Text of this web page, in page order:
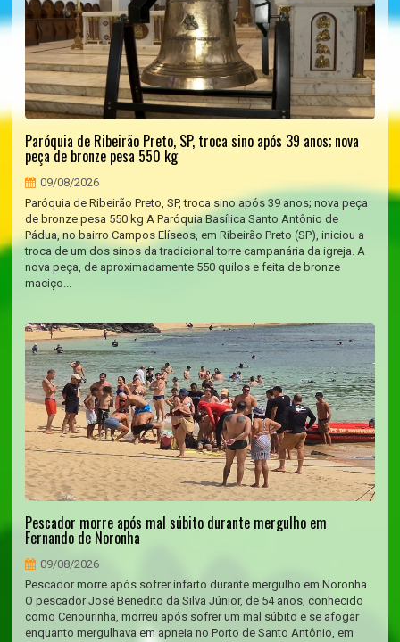
Paróquia de Ribeirão Preto, SP, troca sino após 39 anos; nova
peça de bronze pesa 550 kg
09/08/2026
Paróquia de Ribeirão Preto, SP, troca sino após 39 anos; nova peça
de bronze pesa 550 kg A Paróquia Basílica Santo Antônio de
Pádua, no bairro Campos Elíseos, em Ribeirão Preto (SP), iniciou a
troca de um dos sinos da tradicional torre campanária da igreja. A
nova peça, de aproximadamente 550 quilos e feita de bronze
maciço...
Pescador morre após mal súbito durante mergulho em
Fernando de Noronha
09/08/2026
Pescador morre após sofrer infarto durante mergulho em Noronha
O pescador José Benedito da Silva Júnior, de 54 anos, conhecido
como Cenourinha, morreu após sofrer um mal súbito e se afogar
enquanto mergulhava em apneia no Porto de Santo Antônio, em